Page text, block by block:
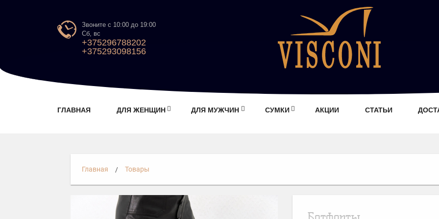
Звоните с 10:00 до 19:00
Сб, вс
+375296788202
+375293098156
ГЛАВНАЯ ДЛЯ ЖЕНЩИН ДЛЯ МУЖЧИН СУМКИ АКЦИИ СТАТЬИ
Главная Товары